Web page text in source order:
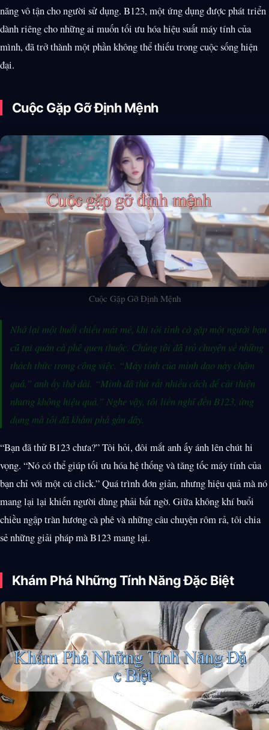
năng vô tận cho người sử dụng. B123, một ứng dụng được phát triển
dành riêng cho những ai muốn tối ưu hóa hiệu suất máy tính của
mình, đã trở thành một phần không thể thiếu trong cuộc sống hiện
đại.
Cuộc Gặp Gỡ Định Mệnh
Cuộc Gặp Gỡ Định Mệnh
Nhớ lại một buổi chiều mát mẻ, khi tôi tình cờ gặp một người bạn
cũ tại quán cà phê quen thuộc. Chúng tôi đã trò chuyện về những
thách thức trong công việc. “Máy tính của mình dạo này chậm
quá,” anh ấy thở dài. “Mình đã thử rất nhiều cách để cải thiện
nhưng không hiệu quả.” Nghe vậy, tôi liền nghĩ đến B123, ứng
dụng mà tôi đã khám phá gần đây.
“Bạn đã thử B123 chưa?” Tôi hỏi, đôi mắt anh ấy ánh lên chút hi
vọng. “Nó có thể giúp tối ưu hóa hệ thống và tăng tốc máy tính của
bạn chỉ với một cú click.” Quá trình đơn giản, nhưng hiệu quả mà nó
mang lại lại khiến người dùng phải bất ngờ. Giữa không khí buổi
chiều ngập tràn hương cà phê và những câu chuyện rôm rả, tôi chia
sẻ những giải pháp mà B123 mang lại.
Khám Phá Những Tính Năng Đặc Biệt